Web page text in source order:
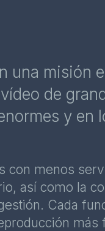
una misión
de
y en
con menos
así como la
Cada
más